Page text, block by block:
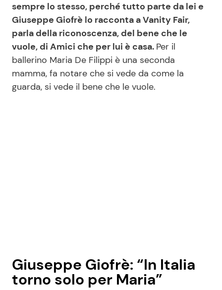
Viaggi e Turismo
Festività
Ricette Feste
Ricette per Bambini
Seguici
sempre lo stesso, perché tutto parte da lei e
Giuseppe Giofrè lo racconta a Vanity Fair,
parla della riconoscenza, del bene che le
vuole, di Amici che per lui è casa. Per il
ballerino Maria De Filippi è una seconda
mamma, fa notare che si vede da come la
guarda, si vede il bene che le vuole.
Giuseppe Giofrè: “In Italia
torno solo per Maria”